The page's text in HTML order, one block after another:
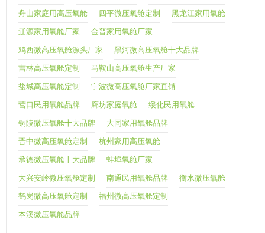
舟山家庭用高压氧舱 四平微压氧舱定制 黑龙江家用氧舱
辽源家用氧舱厂家 金普家用氧舱厂家
鸡西微高压氧舱源头厂家 黑河微高压氧舱十大品牌
吉林高压氧舱定制 马鞍山高压氧舱生产厂家
盐城高压氧舱定制 宁波微高压氧舱厂家直销
营口民用氧舱品牌 廊坊家庭氧舱 绥化民用氧舱
铜陵微压氧舱十大品牌 大同家用氧舱品牌
晋中微高压氧舱定制 杭州家用高压氧舱
承德微压氧舱十大品牌 蚌埠氧舱厂家
大兴安岭微压氧舱定制 南通民用氧舱品牌 衡水微压氧舱
鹤岗微高压氧舱定制 福州微高压氧舱定制
本溪微压氧舱品牌